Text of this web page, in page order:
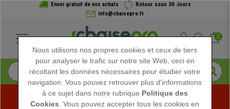
Envoi gratuit de vos achats
Retour sous 30 Jours
info@chaisepro.fr
0
Nous utilisons nos propres cookies et ceux de tiers
pour analyser le trafic sur notre site Web, ceci en
récoltant les données nécessaires pour étudier votre
navigation. Vous pouvez retrouver plus d'informations
à ce sujet dans notre rubrique Politique des
Cookies . Vous pouvez accepter tous les cookies en